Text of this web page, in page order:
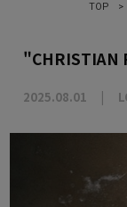
TOP >
"CHRISTIAN
2025.08.01